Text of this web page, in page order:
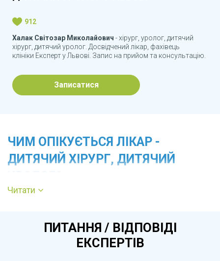
912
Халак Світозар Миколайович - хірург, уролог, дитячий
хірург, дитячий уролог. Досвідчений лікар, фахівець
клініки Експерт у Львові. Запис на прийом та консультацію.
Записатися
ЧИМ ОПІКУЄТЬСЯ ЛІКАР -
ДИТЯЧИЙ ХІРУРГ, ДИТЯЧИЙ
ХІРУРГА.
Читати
ПИТАННЯ / ВІДПОВІДІ
ЕКСПЕРТІВ